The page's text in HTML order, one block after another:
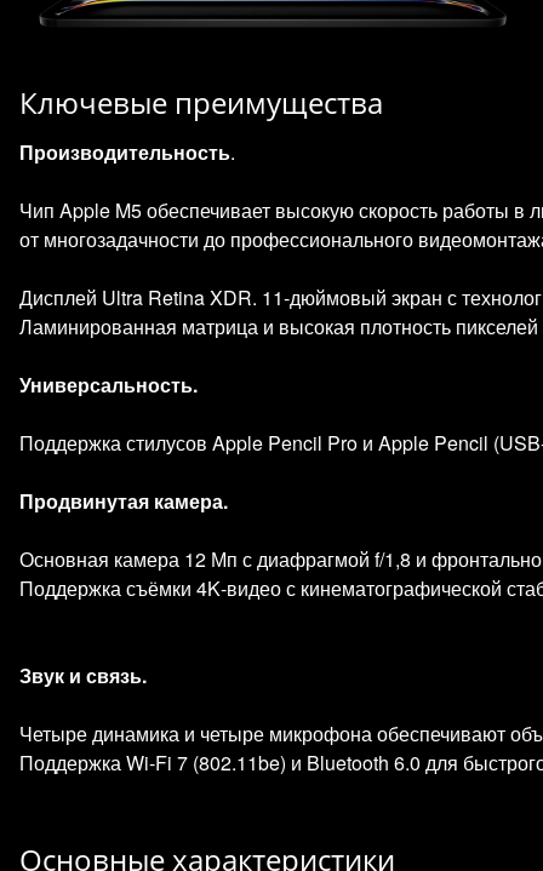
Ключевые преимущества
Производительность.
Чип Apple M5 обеспечивает высокую скорость работы в
от многозадачности до профессионального
Дисплей Ultra Retina XDR. 11‑дюймовый экран с
Ламинированная матрица и высокая плотность
Универсальность.
Поддержка стилусов Apple Pencil Pro и Apple Pencil
Продвинутая камера.
Основная камера 12 Мп с диафрагмой f/1,8 и
Поддержка съёмки 4K‑видео с кинематографической
Звук и связь.
Четыре динамика и четыре микрофона обеспечивают
Поддержка Wi‑Fi 7 (802.11be) и Bluetooth 6.0 для
Основные характеристики